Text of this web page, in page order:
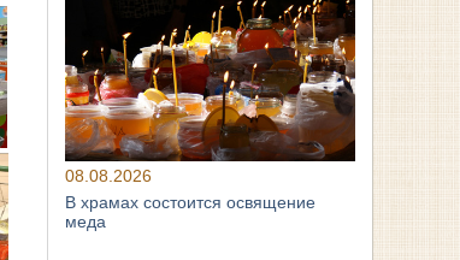
08.08.2026
В храмах состоится освящение
меда